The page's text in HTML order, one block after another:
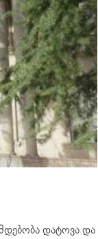
დატოვა და